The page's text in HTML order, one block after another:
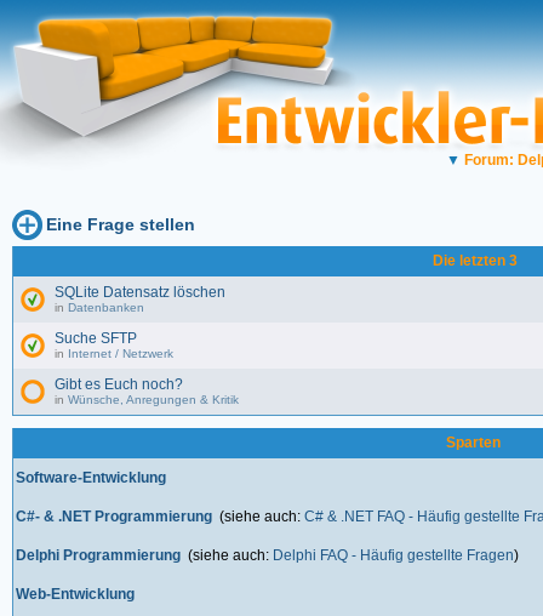
▼ Forum:
Eine Frage stellen
Die letzten 3
SQLite Datensatz löschen
in Datenbanken
Suche SFTP
in Internet / Netzwerk
Gibt es Euch noch?
in Wünsche, Anregungen & Kritik
Sparten
Software-Entwicklung
C#- & .NET Programmierung (siehe auch: C# & .NET FAQ - Häufig gestellte
Delphi Programmierung (siehe auch: Delphi FAQ - Häufig gestellte Fragen)
Web-Entwicklung